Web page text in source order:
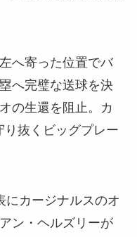
へ寄った位置でバ
へ完璧な送球を決
の生還を阻止。カ
抜くビッグプレー
にカージナルスのオ
ン・ヘルズリーが